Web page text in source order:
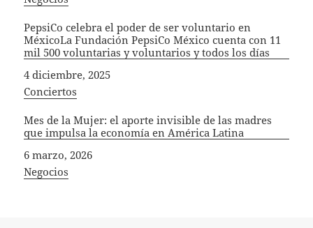
PepsiCo celebra el poder de ser voluntario en
MéxicoLa Fundación PepsiCo México cuenta con 11
mil 500 voluntarias y voluntarios y todos los días
Fecha
4 diciembre, 2025
In relation to
Conciertos
Mes de la Mujer: el aporte invisible de las madres
que impulsa la economía en América Latina
Fecha
6 marzo, 2026
In relation to
Negocios